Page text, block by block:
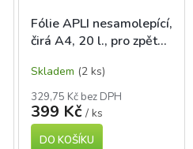
Fólie APLI nesamolepící,
čirá A4, 20 l., pro zpětné
Skladem (2 ks)
329,75 Kč bez DPH
399 Kč / ks
DO KOŠÍKU